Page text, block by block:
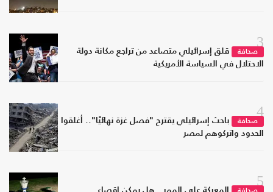
3
صحافة
قلق إسرائيلي متصاعد من تراجع مكانة دولة
الاحتلال في السياسة الأمريكية
4
صحافة
باحث إسرائيلي يقترح "فصل غزة نهائيًا".. أغلقوا
الحدود واتركوهم لمصر
5
المعركة على الممر.. هل يمكن إقصاء